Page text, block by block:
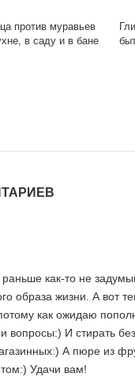
против муравьев
в саду и в бане
как-то не
образа жизни. А вот
как ожидаю
вопросы:) И стирать
А пюре из
Удачи вам!